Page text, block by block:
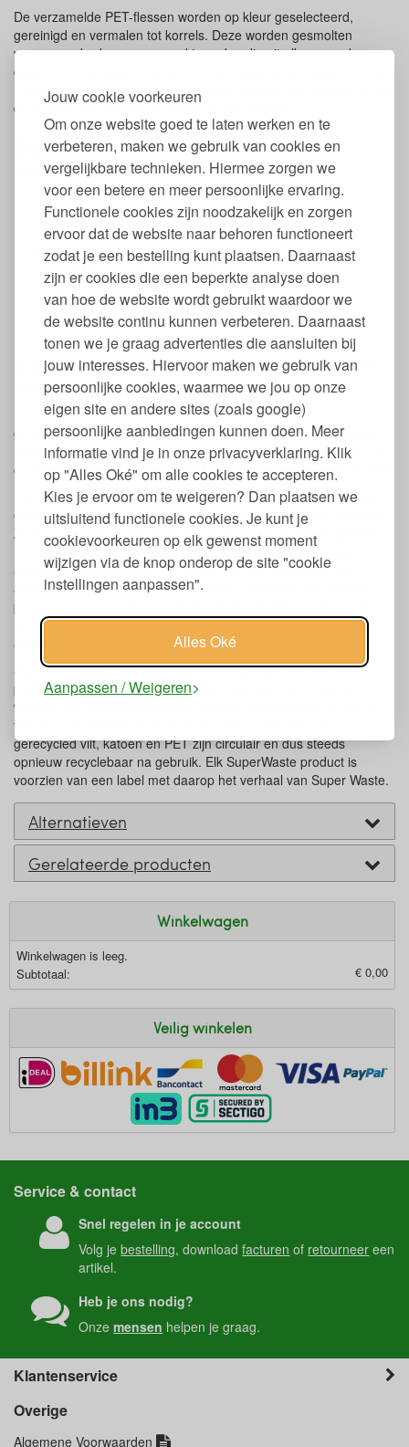
Jouw cookie voorkeuren
Om onze website goed te laten werken en te
verbeteren, maken we gebruik van cookies en
vergelijkbare technieken. Hiermee zorgen we
voor een betere en meer persoonlijke ervaring.
Functionele cookies zijn noodzakelijk en zorgen
ervoor dat de website naar behoren functioneert
zodat je een bestelling kunt plaatsen. Daarnaast
zijn er cookies die een beperkte analyse doen
van hoe de website wordt gebruikt waardoor we
de website continu kunnen verbeteren. Daarnaast
tonen we je graag advertenties die aansluiten bij
jouw interesses. Hiervoor maken we gebruik van
persoonlijke cookies, waarmee we jou op onze
eigen site en andere sites (zoals google)
persoonlijke aanbiedingen kunnen doen. Meer
informatie vind je in onze privacyverklaring. Klik
op "Alles Oké" om alle cookies te accepteren.
Kies je ervoor om te weigeren? Dan plaatsen we
uitsluitend functionele cookies. Je kunt je
cookievoorkeuren op elk gewenst moment
wijzigen via de knop onderop de site "cookie
instellingen aanpassen".
Alles Oké
Aanpassen / Weigeren
De verzamelde PET-flessen worden op kleur geselecteerd,
gereinigd en vermalen tot korrels. Deze worden gesmolten
waarna er draden van gemaakt worden die uit elkaar worden
geplozen tot gekaarde vezels en uiteindelijk samengeperst tot vilt.
Hierna kunnen er tassen van gemaakt worden. Zo ontstaat er een
duurzaam, hergebruikt en herbruikbaar product.
Eigenschappen duurzame
boodschappentas van SuperWaste
Afmetingen tas: 40 x 32 x 15 cm.
Met opdruk
Draaghoogte: 27 cm.
Tas heeft 2 hengsels
Gemaakt van gerecycled PET-flessen
Herbruikbaar
Zero waste
Fairtrade
SuperWaste producten van hergebruikte
materialen
De producten van SuperWaste worden ontworpen en
ontwikkeld door een design team in Amsterdam en vakmensen in
India welke kennis hebben van de techniek en het materiaal. Zo
ontstaan er duurzame handgemaakte producten met een verhaal.
De Recycled PET Shoulder bag is met de hand gemaakt in een
eigen werkgelegenheidsproject van SuperWaste in een gebied in
Zuid-Oost India. In kleine werkplaatsen wordt er samen gewerkt
met de lokale bevolking om werkgelegenheid onder goede
arbeidsomstandigheden te creëren voor de allerarmste en
analfabete vrouwen. De medewerkers ontvangen een eerlijke
prijs en kunnen in het dorp blijven wonen en werken. Er wordt
momenteel werk geboden aan 25 vaste medewerkers en een
aantal flexwerkers.
Super Waste gebruikt afval bij het vervaardigen van hun
producten, zo wordt er voor het materiaal een duurzame en
waardevolle oplossing bedacht om afval zoals plastic, textiel en
teabags een tweede leven te geven. De producten van
gerecycled vilt, katoen en PET zijn circulair en dus steeds
opnieuw recyclebaar na gebruik. Elk SuperWaste product is
voorzien van een label met daarop het verhaal van Super Waste.
Alternatieven
Gerelateerde producten
Winkelwagen
Winkelwagen is leeg.
Subtotaal:
€ 0,00
Veilig winkelen
Service & contact
Snel regelen in je account
Volg jebestelling, downloadfacturen of retourneer een
artikel.
Heb je ons nodig?
Onzemensen helpen je graag.
Klantenservice
Overige
Algemene Voorwaarden